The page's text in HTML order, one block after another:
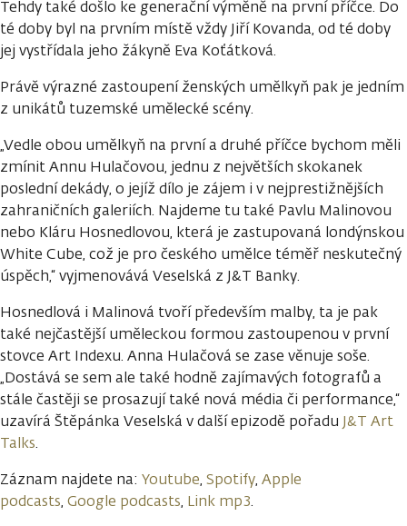
Tehdy také došlo ke generační výměně na první příčce. Do
té doby byl na prvním místě vždy Jiří Kovanda, od té doby
jej vystřídala jeho žákyně Eva Koťátková.
Právě výrazné zastoupení ženských umělkyň pak je jedním
z unikátů tuzemské umělecké scény.
„Vedle obou umělkyň na první a druhé příčce bychom měli
zmínit Annu Hulačovou, jednu z největších skokanek
poslední dekády, o jejíž dílo je zájem i v nejprestižnějších
zahraničních galeriích. Najdeme tu také Pavlu Malinovou
nebo Kláru Hosnedlovou, která je zastupovaná londýnskou
White Cube, což je pro českého umělce téměř neskutečný
úspěch,“ vyjmenovává Veselská z J&T Banky.
Hosnedlová i Malinová tvoří především malby, ta je pak
také nejčastější uměleckou formou zastoupenou v první
stovce Art Indexu. Anna Hulačová se zase věnuje soše.
„Dostává se sem ale také hodně zajímavých fotografů a
stále častěji se prosazují také nová média či performance,“
uzavírá Štěpánka Veselská v další epizodě pořadu J&T Art
Talks.
Záznam najdete na: Youtube, Spotify, Apple
podcasts, Google podcasts, Link mp3.